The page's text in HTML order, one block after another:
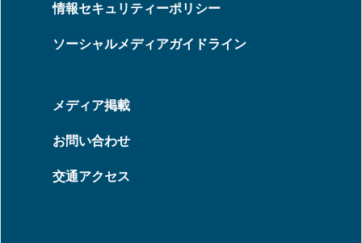
情報セキュリティーポリシー
ソーシャルメディアガイドライン
メディア掲載
お問い合わせ
交通アクセス